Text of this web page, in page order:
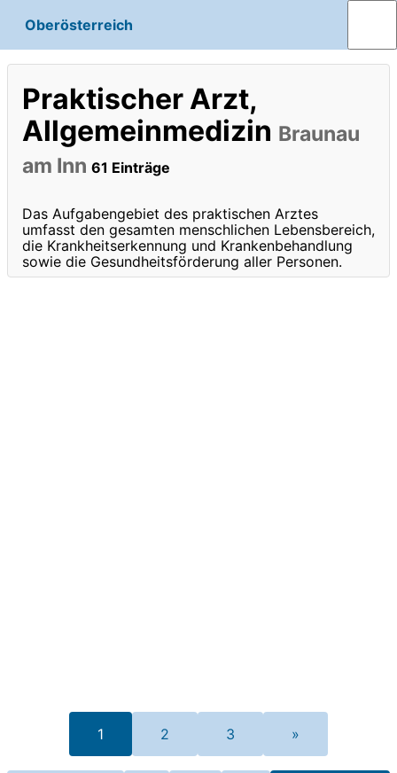
Oberösterreich
Praktischer Arzt,
Allgemeinmedizin Braunau
am Inn 61 Einträge
Das Aufgabengebiet des praktischen Arztes
umfasst den gesamten menschlichen Lebensbereich,
die Krankheitserkennung und Krankenbehandlung
sowie die Gesundheitsförderung aller Personen.
1 2 3 »